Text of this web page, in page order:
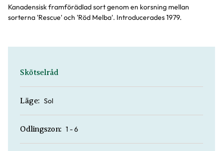
Kanadensisk framförädlad sort genom en korsning mellan
sorterna 'Rescue' och 'Röd Melba'. Introducerades 1979.
Skötselråd
Läge: Sol
Odlingszon: 1 - 6